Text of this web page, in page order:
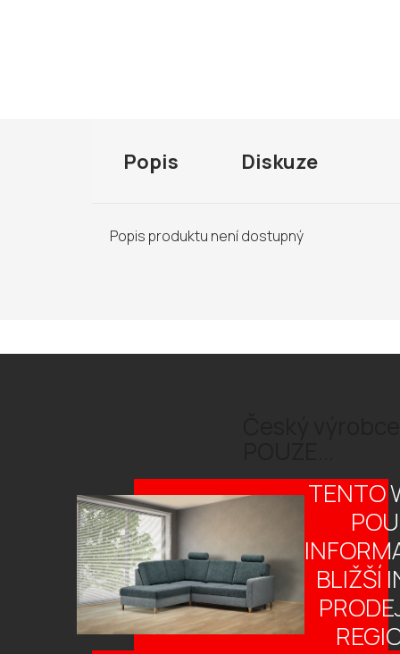
Popis Diskuze
Popis produktu není dostupný
TENTO
BLIŽŠÍ